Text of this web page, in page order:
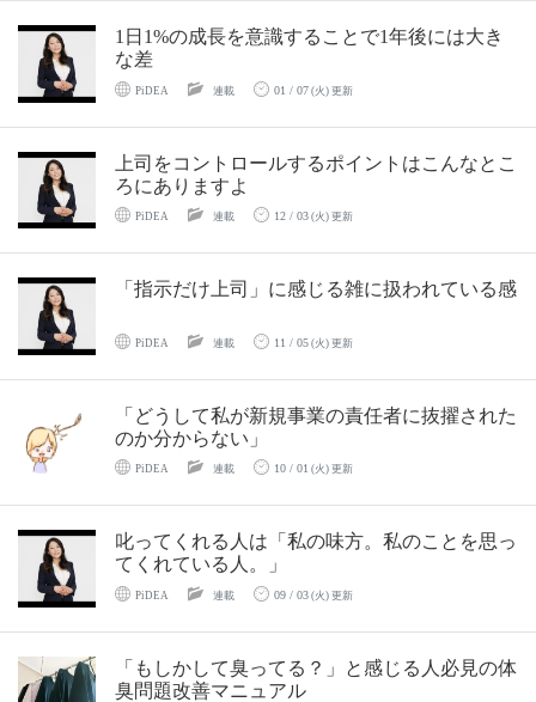
1日1%の成長を意識することで1年後には大き
な差
PiDEA 連載 01 / 07(火) 更新
上司をコントロールするポイントはこんなとこ
ろにありますよ
PiDEA 連載 12 / 03(火) 更新
「指示だけ上司」に感じる雑に扱われている感
PiDEA 連載 11 / 05(火) 更新
「どうして私が新規事業の責任者に抜擢された
のか分からない」
PiDEA 連載 10 / 01 (火) 更新
叱ってくれる人は「私の味方。私のことを思っ
てくれている人。」
PiDEA 連載 09 / 03(火) 更新
「もしかして臭ってる？」と感じる人必見の体
臭問題改善マニュアル